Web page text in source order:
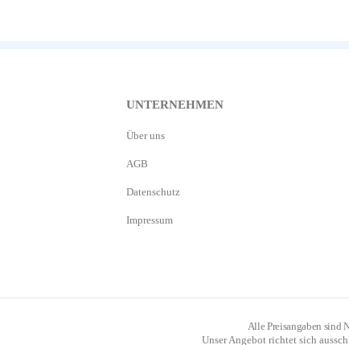
UNTERNEHMEN
Über uns
AGB
Datenschutz
Impressum
Alle Preisangaben sind
Unser Angebot richtet sich